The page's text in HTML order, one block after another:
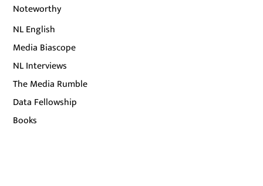
Noteworthy
NL English
Media Biascope
NL Interviews
The Media Rumble
Data Fellowship
Books